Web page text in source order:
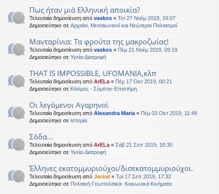
Πως ήταν μιά Ελληνική αποικία?
Τελευταία δημοσίευση από vaskos « Τετ 27 Νοέμ 2019, 19:07
Δημοσιεύτηκε σε Αρχαίοι, Μεσαιωνικοί και Νεώτεροι Πολιτισμοί
Μανταρίνια: Τα φρούτα της μακροζωίας!
Τελευταία δημοσίευση από vaskos « Πέμ 21 Νοέμ 2019, 09:19
Δημοσιεύτηκε σε Υγεία-Διατροφή
THAT IS IMPOSSIBLE, UFOMANIA,κλπ
Τελευταία δημοσίευση από ArELa « Πέμ 17 Οκτ 2019, 00:21
Δημοσιεύτηκε σε Κόσμος - Σύμπαν-Επιστήμη
Οι λεγόμενοι Αγαρηνοί
Τελευταία δημοσίευση από Alexandra Maria « Πέμ 03 Οκτ 2019, 11:49
Δημοσιεύτηκε σε Ιστορία
Σόδα...
Τελευταία δημοσίευση από ArELa « Σάβ 21 Σεπ 2019, 10:30
Δημοσιεύτηκε σε Υγεία-Διατροφή
Έλληνες εκατομμυριούχοι/δισεκατομμυριούχοι.
Τελευταία δημοσίευση από Jackal « Τρί 17 Σεπ 2019, 17:32
Δημοσιεύτηκε σε Πολιτική-Γεωπολιτικά- Κοινωνικά Κινήματα